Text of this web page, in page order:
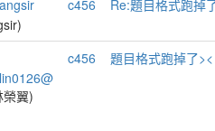
c456 Re:題目格式跑掉
榮翼)
c456 題目格式跑掉了><